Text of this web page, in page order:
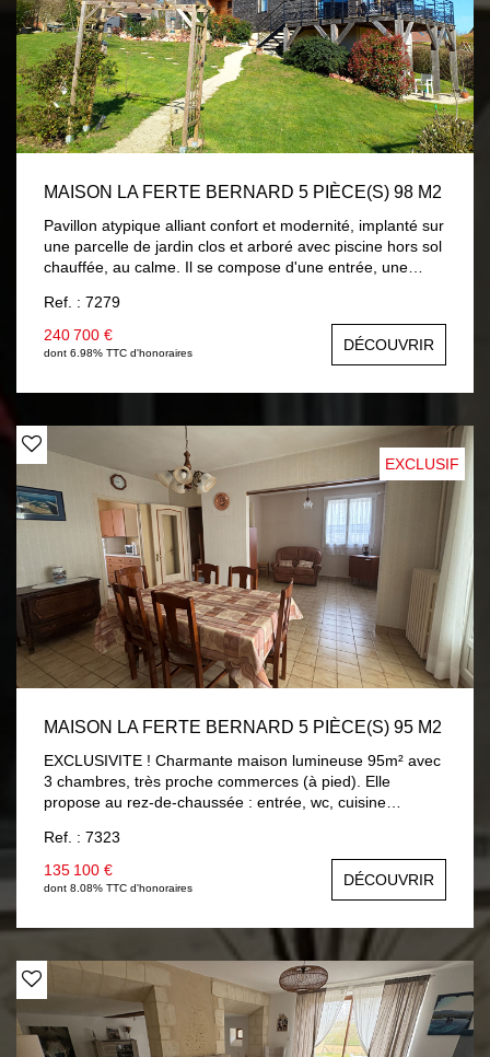
MAISON LA FERTE BERNARD 5 PIÈCE(S) 98 M2
Pavillon atypique alliant confort et modernité, implanté sur
une parcelle de jardin clos et arboré avec piscine hors sol
chauffée, au calme. Il se compose d'une entrée, une
vous accédez sur une terrasse surplombant le jardin avec
vue sur campagne, dégagement distribuant : chambre ,
salle d'eau, wc avec lave-mains. Une mezzanine accueille
un salon cosy, chambre mansardée , salle de bains et wc.
En rez-de-jardin : pièce à usage de chambre ou salon
garage . Chauffage par plancher chauffant électrique et
climatisation réversible. Volets roulants solaires. A
découvrir...
Ref. : 7279
240 700 €
dont 6.98% TTC d'honoraires DÉCOUVRIR
EXCLUSIF
MAISON LA FERTE BERNARD 5 PIÈCE(S) 95 M2
EXCLUSIVITE ! Charmante maison lumineuse 95m² avec
3 chambres, très proche commerces (à pied). Elle
propose au rez-de-chaussée : entrée, wc, cuisine
ouvrant sur véranda chauffée 8.30m² avec vue et accès
sur jardin, salle d'eau 5.60m². A l'étage : trois chambres
av/parquet (9m² à 13.60m²), salle de bains 3.40m² av/wc.
Sous-sol total (garage 23m²). Beau jardin 560m² avec
dépendances et accès véhicules sur terrain. Chauffage
électrique par chaudière, menuiseries PVC double vitrage
avec volets roulants électriques.
Ref. : 7323
135 100 €
dont 8.08% TTC d'honoraires DÉCOUVRIR